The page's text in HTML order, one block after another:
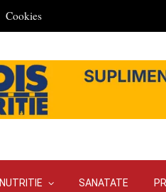
Cookies
NUTRITIE SANATATE